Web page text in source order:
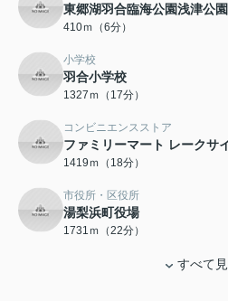
東郷湖羽合臨海公園浅津公園
410ｍ（6分）
小学校
羽合小学校
1327ｍ（17分）
コンビニエンスストア
ファミリーマート レークサ
1419ｍ（18分）
市役所・区役所
湯梨浜町役場
1731ｍ（22分）
すべて